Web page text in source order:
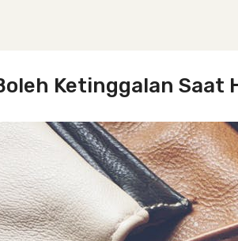
Ketinggalan Saat